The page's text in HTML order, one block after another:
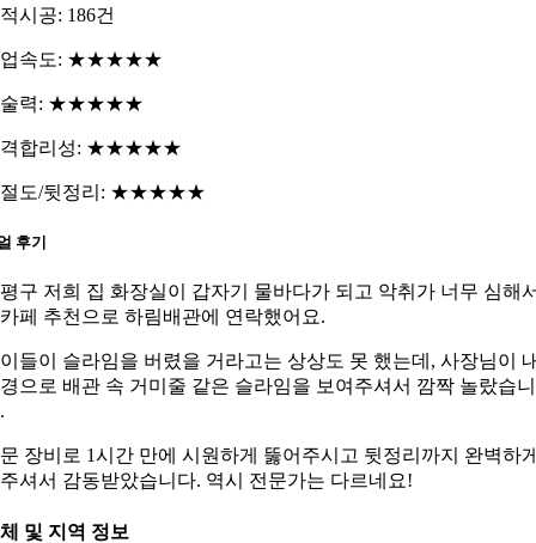
시공: 186건
업속도: ★★★★★
술력: ★★★★★
격합리성: ★★★★★
절도/뒷정리: ★★★★★
후기
구 저희 집 화장실이 갑자기 물바다가 되고 악취가 너무 심해
페 추천으로 하림배관에 연락했어요.
들이 슬라임을 버렸을 거라고는 상상도 못 했는데, 사장님이
으로 배관 속 거미줄 같은 슬라임을 보여주셔서 깜짝 놀랐습니
장비로 1시간 만에 시원하게 뚫어주시고 뒷정리까지 완벽하
셔서 감동받았습니다. 역시 전문가는 다르네요!
및 지역 정보